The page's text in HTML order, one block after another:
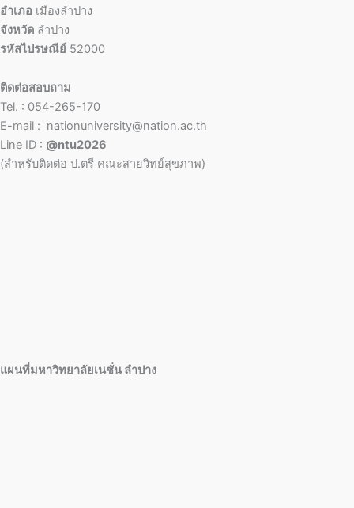
อำเภอ เมืองลำปาง
จังหวัด ลำปาง
รหัสไปรษณีย์ 52000
ติดต่อสอบถาม
Tel. : 054-265-170
E-mail : nationuniversity@nation.ac.th
Line ID : @ntu2026
(สำหรับติดต่อ ป.ตรี คณะสายวิทย์สุขภาพ)
แผนที่มหาวิทยาลัยเนชั่น ลำปาง